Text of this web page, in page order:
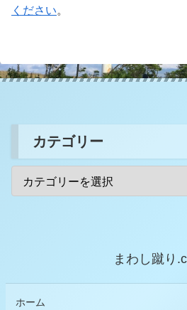
ください。
カテゴリー
まわし蹴り
ホーム